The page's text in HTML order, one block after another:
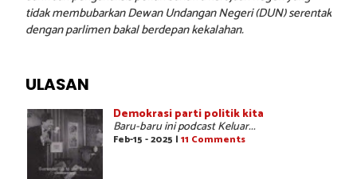
tidak membubarkan Dewan Undangan Negeri (DUN) serentak
dengan parlimen bakal berdepan kekalahan.
ULASAN
Demokrasi parti politik kita
Baru-baru ini podcast Keluar...
Feb-15 - 2025 | 11 Comments